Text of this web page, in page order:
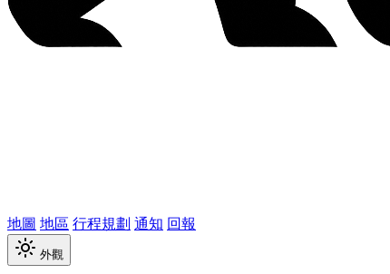
地圖 地區 行程規劃 通知 回報
外觀